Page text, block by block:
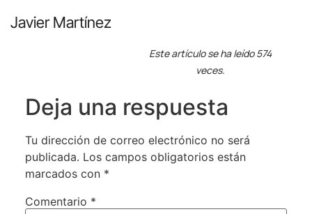
Javier Martínez
Este artículo se ha leído 574
veces.
Deja una respuesta
Tu dirección de correo electrónico no será
publicada. Los campos obligatorios están
marcados con *
Comentario *